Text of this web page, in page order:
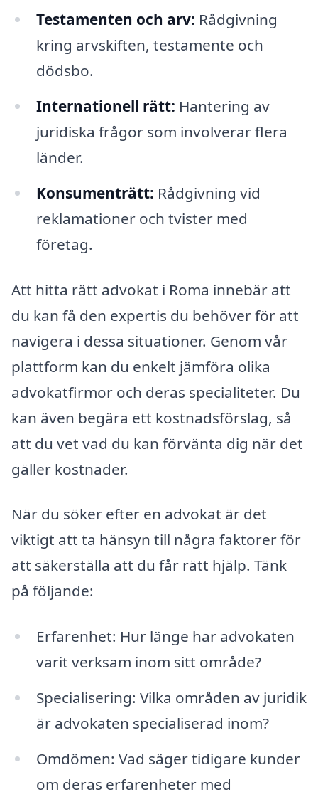
Testamenten och arv: Rådgivning
kring arvskiften, testamente och
dödsbo.
Internationell rätt: Hantering av
juridiska frågor som involverar flera
länder.
Konsumenträtt: Rådgivning vid
reklamationer och tvister med
företag.
Att hitta rätt advokat i Roma innebär att
du kan få den expertis du behöver för att
navigera i dessa situationer. Genom vår
plattform kan du enkelt jämföra olika
advokatfirmor och deras specialiteter. Du
kan även begära ett kostnadsförslag, så
att du vet vad du kan förvänta dig när det
gäller kostnader.
När du söker efter en advokat är det
viktigt att ta hänsyn till några faktorer för
att säkerställa att du får rätt hjälp. Tänk
på följande:
Erfarenhet: Hur länge har advokaten
varit verksam inom sitt område?
Specialisering: Vilka områden av juridik
är advokaten specialiserad inom?
Omdömen: Vad säger tidigare kunder
om deras erfarenheter med